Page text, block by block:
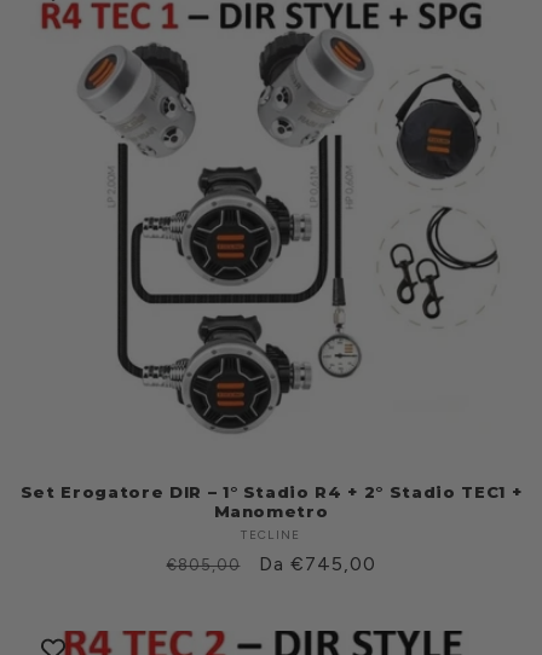
Set Erogatore DIR – 1° Stadio R4 + 2° Stadio TEC1 +
Manometro
Produttore:
TECLINE
Prezzo
€805,00
Prezzo
Da €745,00